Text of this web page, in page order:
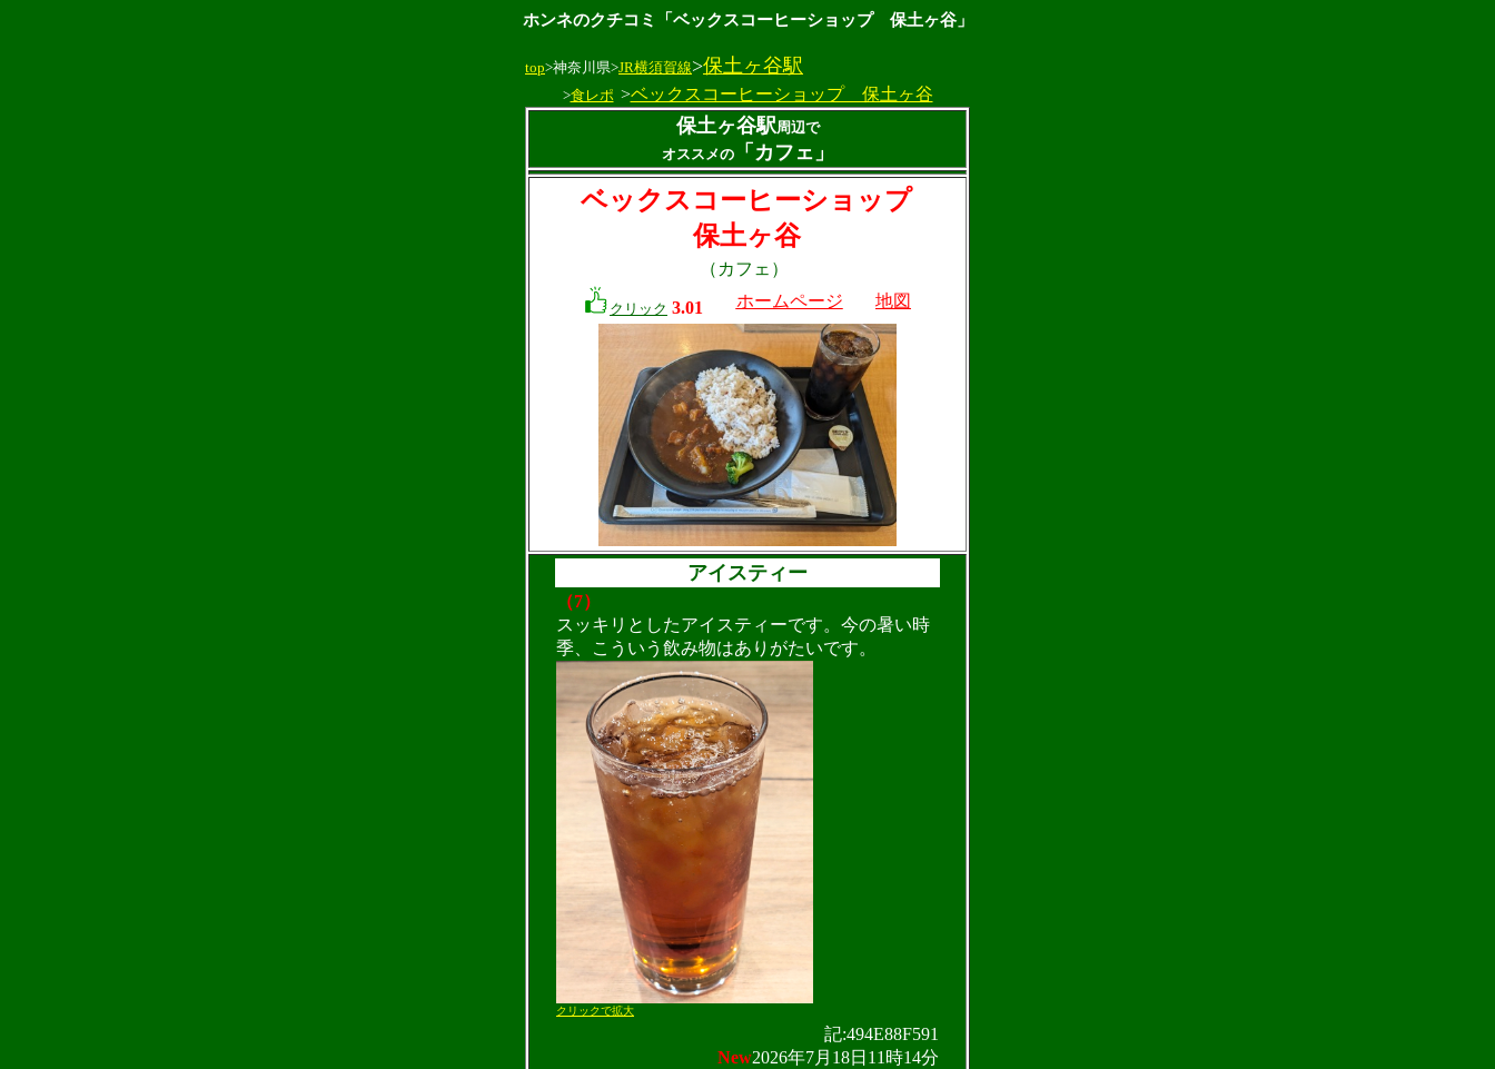
ホンネのクチコミ「ベックスコーヒーショップ 保土ヶ谷」
top>神奈川県>JR横須賀線>保土ヶ谷駅
>食レポ >ベックスコーヒーショップ 保土ヶ谷
保土ヶ谷駅周辺で
オススメの「カフェ」
ベックスコーヒーショップ
保土ヶ谷
（カフェ）
クリック 3.01 ホームページ 地図
アイスティー
（7）
スッキリとしたアイスティーです。今の暑い時
季、こういう飲み物はありがたいです。
クリックで拡大
記:494E88F591
New2026年7月18日11時14分